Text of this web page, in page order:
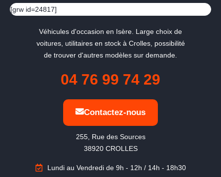
[grw id=24817]
Véhicules d'occasion en Isère. Large choix de
voitures, utilitaires en stock à Crolles, possibilité
de trouver d'autres modèles sur demande.
04 76 99 74 29
Contactez-nous
255, Rue des Sources
38920 CROLLES
Lundi au Vendredi de 9h - 12h / 14h - 18h30